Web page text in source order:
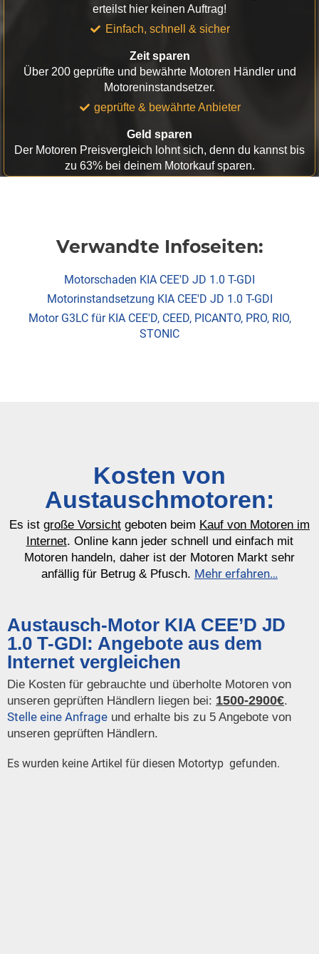
erteilst hier keinen Auftrag!
Einfach, schnell & sicher
Zeit sparen
Über 200 geprüfte und bewährte Motoren Händler und
Motoreninstandsetzer.
geprüfte & bewährte Anbieter
Geld sparen
Der Motoren Preisvergleich lohnt sich, denn du kannst bis
zu 63% bei deinem Motorkauf sparen.
Verwandte Infoseiten:
Motorschaden KIA CEE'D JD 1.0 T-GDI
Motorinstandsetzung KIA CEE'D JD 1.0 T-GDI
Motor G3LC für KIA CEE'D, CEED, PICANTO, PRO, RIO,
STONIC
Kosten von
Austauschmotoren:
Es ist große Vorsicht geboten beim Kauf von Motoren im
Internet. Online kann jeder schnell und einfach mit
Motoren handeln, daher ist der Motoren Markt sehr
anfällig für Betrug & Pfusch. Mehr erfahren…
Austausch-Motor KIA CEE’D JD
1.0 T-GDI: Angebote aus dem
Internet vergleichen
Die Kosten für gebrauchte und überholte Motoren von
unseren geprüften Händlern liegen bei: 1500-2900€.
Stelle eine Anfrage und erhalte bis zu 5 Angebote von
unseren geprüften Händlern.
Es wurden keine Artikel für diesen Motortyp gefunden.